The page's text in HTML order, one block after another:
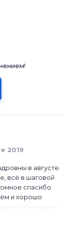
2019
в августе.
всё в шаговой
спасибо
и хорошо